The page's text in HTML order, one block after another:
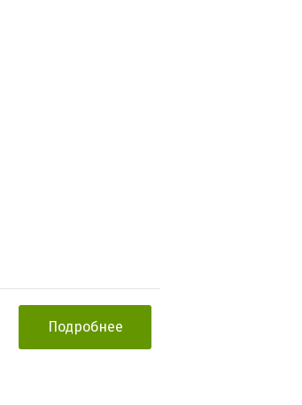
Подробнее